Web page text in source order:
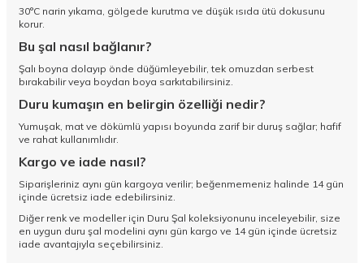
30°C narin yıkama, gölgede kurutma ve düşük ısıda ütü dokusunu
korur.
Bu şal nasıl bağlanır?
Şalı boyna dolayıp önde düğümleyebilir, tek omuzdan serbest
bırakabilir veya boydan boya sarkıtabilirsiniz.
Duru kumaşın en belirgin özelliği nedir?
Yumuşak, mat ve dökümlü yapısı boyunda zarif bir duruş sağlar; hafif
ve rahat kullanımlıdır.
Kargo ve iade nasıl?
Siparişleriniz aynı gün kargoya verilir; beğenmemeniz halinde 14 gün
içinde ücretsiz iade edebilirsiniz.
Diğer renk ve modeller için Duru Şal koleksiyonunu inceleyebilir, size
en uygun duru şal modelini aynı gün kargo ve 14 gün içinde ücretsiz
iade avantajıyla seçebilirsiniz.